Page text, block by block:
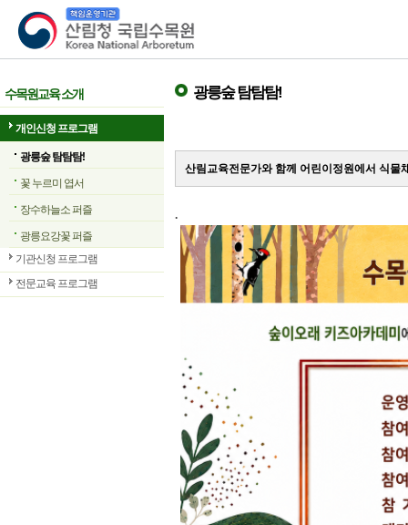
산림청 국립수목원
수목원교육 소개
개인신청 프로그램
광릉숲 탐탐탐!
꽃 누르미 엽서
장수하늘소 퍼즐
광릉요강꽃 퍼즐
기관신청 프로그램
전문교육 프로그램
광릉숲 탐탐탐!
산림교육전문가와 함께 어린이정원에서 식물
.